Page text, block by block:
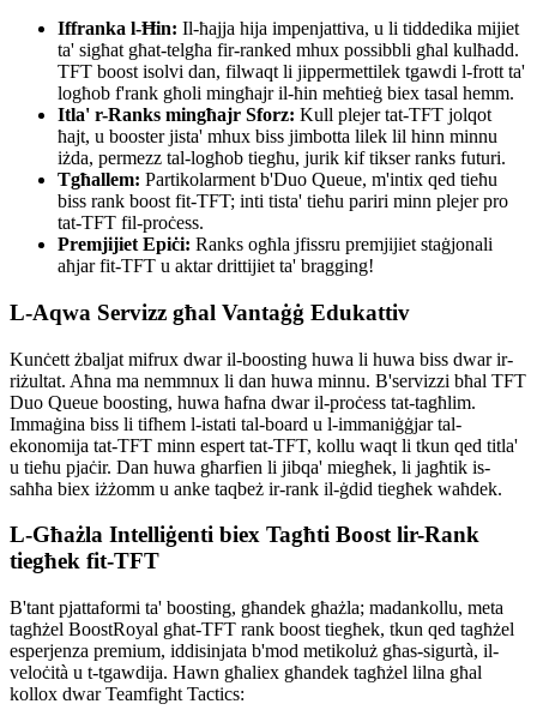
Iffranka l-Ħin: Il-ħajja hija impenjattiva, u li tiddedika mijiet
ta' sigħat għat-telgħa fir-ranked mhux possibbli għal kulħadd.
TFT boost isolvi dan, filwaqt li jippermettilek tgawdi l-frott ta'
logħob f'rank għoli mingħajr il-ħin meħtieġ biex tasal hemm.
Itla' r-Ranks mingħajr Sforz: Kull plejer tat-TFT jolqot
ħajt, u booster jista' mhux biss jimbotta lilek lil hinn minnu
iżda, permezz tal-logħob tiegħu, jurik kif tikser ranks futuri.
Tgħallem: Partikolarment b'Duo Queue, m'intix qed tieħu
biss rank boost fit-TFT; inti tista' tieħu pariri minn plejer pro
tat-TFT fil-proċess.
Premjijiet Epiċi: Ranks ogħla jfissru premjijiet staġjonali
aħjar fit-TFT u aktar drittijiet ta' bragging!
L-Aqwa Servizz għal Vantaġġ Edukattiv
Kunċett żbaljat mifrux dwar il-boosting huwa li huwa biss dwar ir-
riżultat. Aħna ma nemmnux li dan huwa minnu. B'servizzi bħal TFT
Duo Queue boosting, huwa ħafna dwar il-proċess tat-tagħlim.
Immaġina biss li tifhem l-istati tal-board u l-immaniġġjar tal-
ekonomija tat-TFT minn espert tat-TFT, kollu waqt li tkun qed titla'
u tieħu pjaċir. Dan huwa għarfien li jibqa' miegħek, li jagħtik is-
saħħa biex iżżomm u anke taqbeż ir-rank il-ġdid tiegħek waħdek.
L-Għażla Intelliġenti biex Tagħti Boost lir-Rank
tiegħek fit-TFT
B'tant pjattaformi ta' boosting, għandek għażla; madankollu, meta
tagħżel BoostRoyal għat-TFT rank boost tiegħek, tkun qed tagħżel
esperjenza premium, iddisinjata b'mod metikoluż għas-sigurtà, il-
veloċità u t-tgawdija. Hawn għaliex għandek tagħżel lilna għal
kollox dwar Teamfight Tactics: